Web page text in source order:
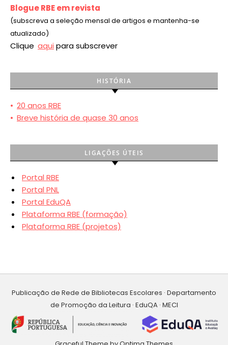
Blogue RBE em revista
(subscreva a seleção mensal de artigos e mantenha-se
atualizado)
Clique aqui para subscrever
HISTÓRIA
• 20 anos RBE
• Breve história de quase 30 anos
LIGAÇÕES ÚTEIS
Portal RBE
Portal PNL
Portal EduQA
Plataforma RBE (formação)
Plataforma RBE (projetos)
Publicação de Rede de Bibliotecas Escolares · Departamento
de Promoção da Leitura · EduQA · MECI